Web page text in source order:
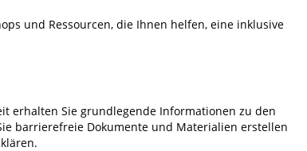
und Ressourcen, die Ihnen helfen, eine inklusive
erhalten Sie grundlegende Informationen zu den
barrierefreie Dokumente und Materialien erstellen